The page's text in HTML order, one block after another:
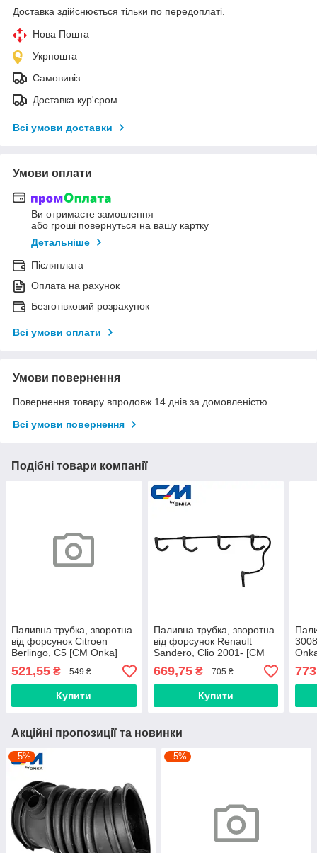
Доставка здійснюється тільки по передоплаті.
Нова Пошта
Укрпошта
Самовивіз
Доставка кур'єром
Всі умови доставки
Умови оплати
Ви отримаєте замовлення
або гроші повернуться на вашу картку
Детальніше
Післяплата
Оплата на рахунок
Безготівковий розрахунок
Всі умови оплати
Умови повернення
Повернення товару впродовж 14 днів за домовленістю
Всі умови повернення
Подібні товари компанії
Паливна трубка, зворотна
від форсунок Citroen
Berlingo, C5 [СМ Onka]
521,55 ₴ 549 ₴
Купити
Паливна трубка, зворотна
від форсунок Renault
Sandero, Clio 2001- [СМ
669,75₴ 705 ₴
Купити
Акційні пропозиції та новинки
–5% –5%